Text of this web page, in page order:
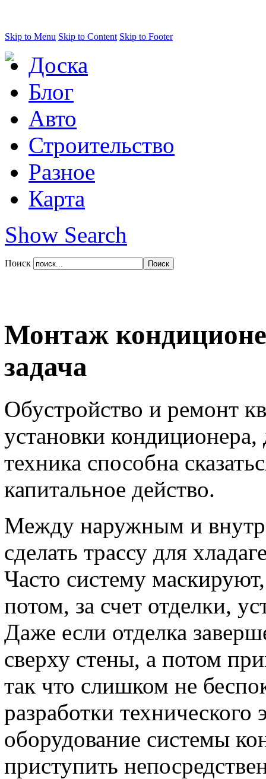
Skip to Menu Skip to Content Skip to Footer
Доска
Блог
Авто
Строительство
Разное
Карта
Show Search
Поиск
Монтаж
задача
Обустройство и ремонт
установки
техника способна
капитальное действо.
Между наружным и
сделать трассу для
Часто систему
потом, за счет отделки,
Даже если отделка
сверху стены, а потом
так что слишком не
разработки технического
оборудование системы
приступить